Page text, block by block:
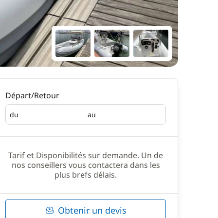
Départ/Retour
du
Départ au
Retour
Tarif et Disponibilités sur demande. Un de
nos conseillers vous contactera dans les
plus brefs délais.
Obtenir un devis